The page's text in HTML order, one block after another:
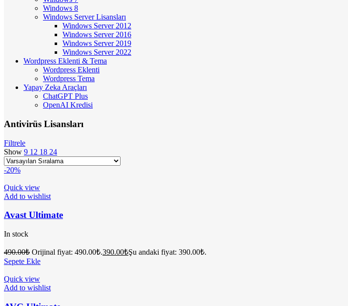
Windows 8
Windows Server Lisansları
Windows Server 2012
Windows Server 2016
Windows Server 2019
Windows Server 2022
Wordpress Eklenti & Tema
Wordpress Eklenti
Wordpress Tema
Yapay Zeka Araçları
ChatGPT Plus
OpenAI Kredisi
Antivirüs Lisansları
Filtrele
Show 9 12 18 24
-20%
Quick view
Add to wishlist
Avast Ultimate
In stock
490.00₺ Orijinal fiyat: 490.00₺.390.00₺Şu andaki fiyat: 390.00₺.
Sepete Ekle
Quick view
Add to wishlist